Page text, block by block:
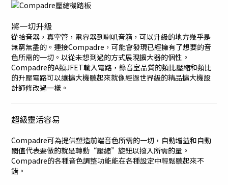
將一切升級
從拾音器，真空管，電容器到喇叭音箱，可以升級的地方幾乎是
無窮無盡的。連接Compadre，可能會發現已經擁有了想要的音
色所需的一切。以從未想到過的方式展現擴大器的個性。
Compadre的A類JFET輸入電路，錄音室品質的類比壓縮和類比
的升壓電路可以讓擴大機聽起來就像經過世界級的精品擴大機設
計師修改過一樣。
超級靈活容易
Compadre可為提供塑造前端音色所需的一切，自動增益和自動
閾值代表要做的就是轉動“壓縮”旋鈕以撥入所需的量。
Compadre的各種音色調整功能能在各種設定中輕鬆聽起來不
錯。